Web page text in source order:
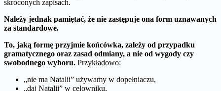
skróconych zapisach.
Należy jednak pamiętać, że nie zastępuje ona form uznawanych
za standardowe.
To, jaką formę przyjmie końcówka, zależy od przypadku
gramatycznego oraz zasad odmiany, a nie od wygody czy
swobodnego wyboru. Przykładowo:
„nie ma Natalii” używamy w dopełniaczu,
„daj Natalii” w celowniku,